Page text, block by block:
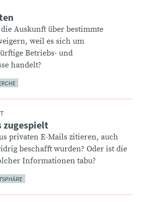
Auskunft über bestimmte
weil es sich um
Betriebs- und
handelt?
zugespielt
privaten E-Mails zitieren, auch
beschafft wurden? Oder ist die
Informationen tabu?